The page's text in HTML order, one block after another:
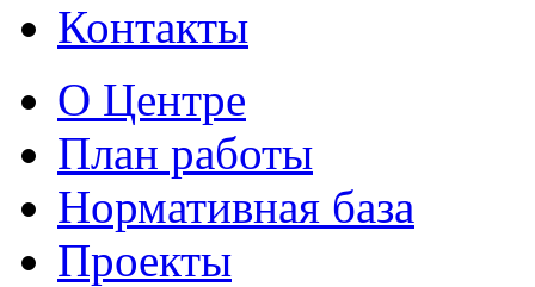
Контакты
О Центре
План работы
Нормативная база
Проекты